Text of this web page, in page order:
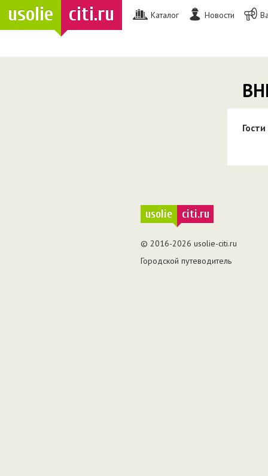
usolie citi.ru Каталог Новости
Гости
usolie citi.ru
© 2016-2026 usolie-citi.ru
Городской путеводитель